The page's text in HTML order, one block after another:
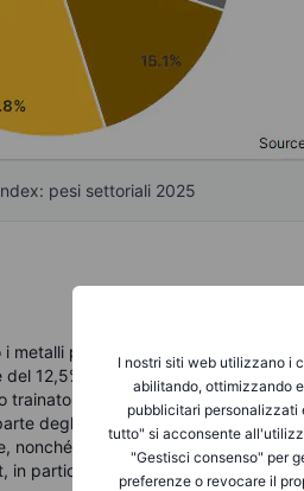
I nostri siti web utilizzano i
abilitando, ottimizzando
pubblicitari personalizzati
tutto" si acconsente
"Gestisci consenso" per
preferenze o revocare il
pesi settoriali 2025
metalli preziosi e industriali, che in
12,5%, mentre la performance a
trainato dalla continua domanda di
degli investitori che cercano
nonché dagli acquisti di oro da
particolare l'USD.